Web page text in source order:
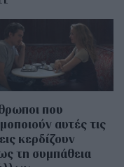
που
αυτές τις
κερδίζουν
τη συμπάθεια